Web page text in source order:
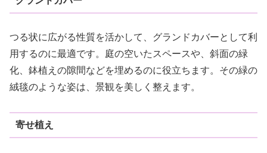
つる状に広がる性質を活かして、グランドカバーとして利
用するのに最適です。庭の空いたスペースや、斜面の緑
化、鉢植えの隙間などを埋めるのに役立ちます。その緑の
絨毯のような姿は、景観を美しく整えます。
寄せ植え